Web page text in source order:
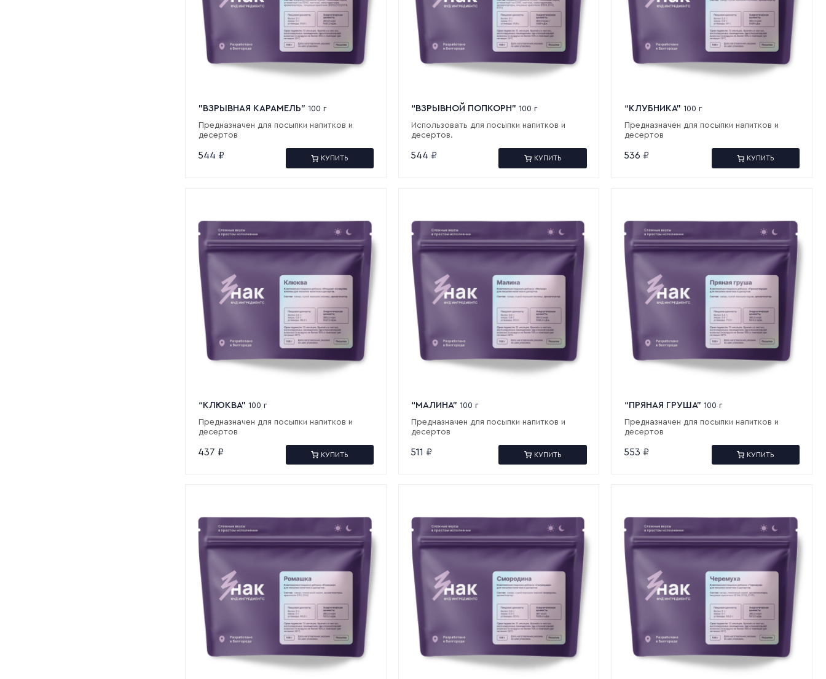
"ВЗРЫВНАЯ КАРАМЕЛЬ" 100 г
Предназначен для посыпки напитков и
десертов
544 ₽ КУПИТЬ
“ВЗРЫВНОЙ ПОПКОРН” 100 г
Использовать для посыпки напитков и
десертов.
544 ₽ КУПИТЬ
“КЛУБНИКА” 100 г
Предназначен для посыпки напитков и
десертов
536 ₽ КУПИТЬ
“КЛЮКВА” 100 г
Предназначен для посыпки напитков и
десертов
437 ₽ КУПИТЬ
“МАЛИНА” 100 г
Предназначен для посыпки напитков и
десертов
511 ₽ КУПИТЬ
“ПРЯНАЯ ГРУША” 100 г
Предназначен для посыпки напитков и
десертов
553 ₽ КУПИТЬ